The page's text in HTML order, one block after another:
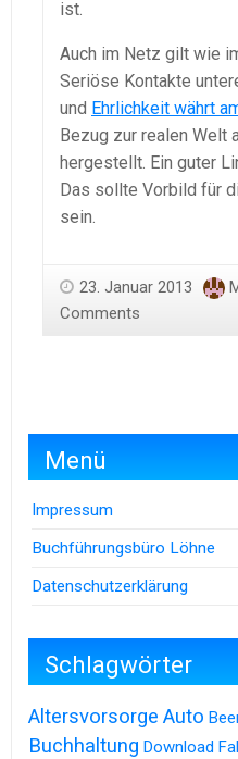
ist.
Auch im Netz gilt wie
Seriöse Kontakte
und Ehrlichkeit währt
Bezug zur realen Welt
hergestellt. Ein guter
Das sollte Vorbild für
sein.
23. Januar 2013
Comments
Menü
Impressum
Buchführungsbüro Löhne
Datenschutzerklärung
Schlagwörter
Altersvorsorge Auto
Buchhaltung Download